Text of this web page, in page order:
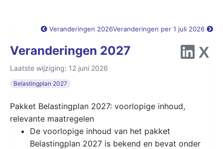
Veranderingen 2026Veranderingen per 1 juli 2026
Veranderingen 2027
Laatste wijziging: 12 juni 2026
Belastingplan 2027
Pakket Belastingplan 2027: voorlopige inhoud,
relevante maatregelen
De voorlopige inhoud van het pakket
Belastingplan 2027 is bekend en bevat onder